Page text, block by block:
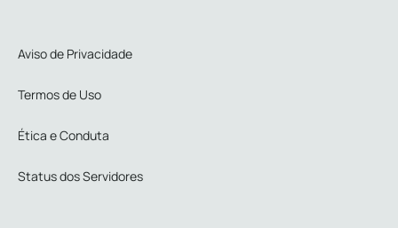
Aviso de Privacidade
Termos de Uso
Ética e Conduta
Status dos Servidores